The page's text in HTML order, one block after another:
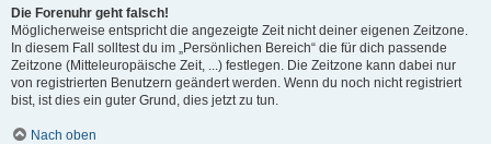
Die Forenuhr geht falsch!
Möglicherweise entspricht die angezeigte Zeit nicht deiner eigenen Zeitzone.
In diesem Fall solltest du im „Persönlichen Bereich“ die für dich passende
Zeitzone (Mitteleuropäische Zeit, ...) festlegen. Die Zeitzone kann dabei nur
von registrierten Benutzern geändert werden. Wenn du noch nicht registriert
bist, ist dies ein guter Grund, dies jetzt zu tun.
Nach oben